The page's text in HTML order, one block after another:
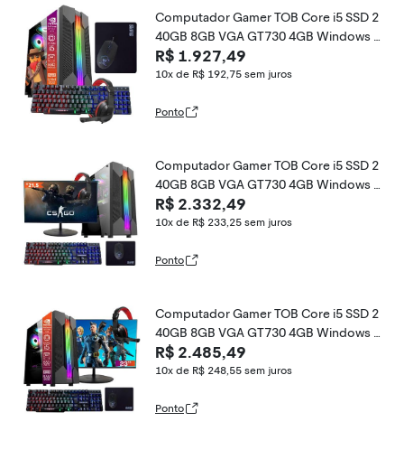
Computador Gamer TOB Core i5 SSD 2
40GB 8GB VGA GT730 4GB Windows 1
0 Pro Trial + Teclado/Mouse + Mouse Pa
d + Headset
R$ 1.927,49
10x de R$ 192,75 sem juros
Ponto
Computador Gamer TOB Core i5 SSD 2
40GB 8GB VGA GT730 4GB Windows 1
0 Pro Trial + Teclado/Mouse + Mouse Pa
d + Headset + Monitor 21.5
R$ 2.332,49
10x de R$ 233,25 sem juros
Ponto
Computador Gamer TOB Core i5 SSD 2
40GB 8GB VGA GT730 4GB Windows 1
0 Pro Trial + Teclado/Mouse + Mouse Pa
d + Headset + Monitor 23
R$ 2.485,49
10x de R$ 248,55 sem juros
Ponto